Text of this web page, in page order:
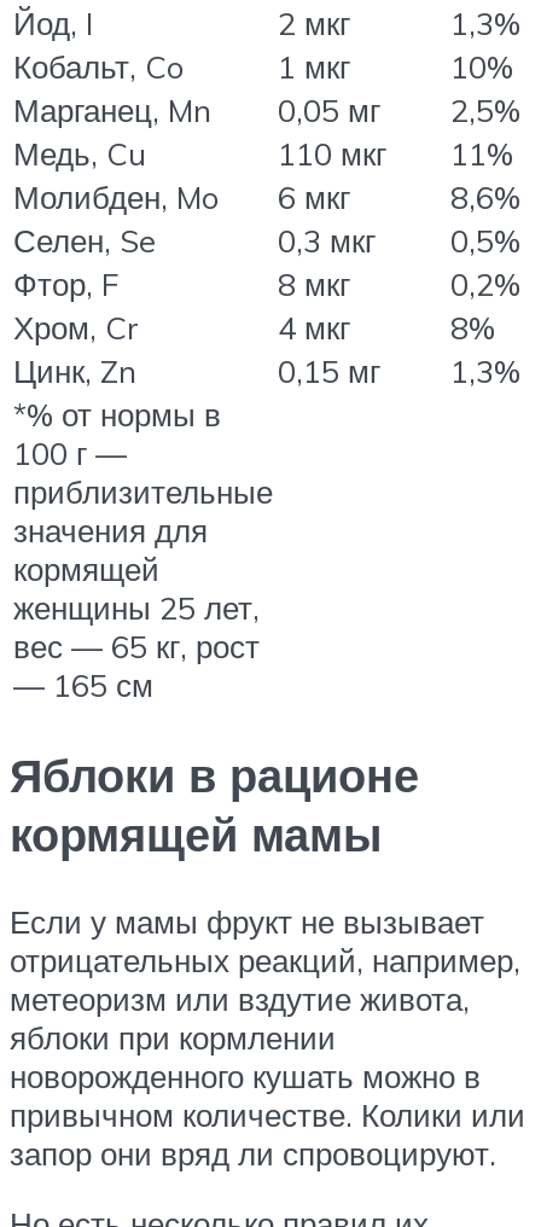
Йод, I
2 мкг
1,3%
Кобальт, Co
1 мкг
10%
Марганец, Mn
0,05 мг
2,5%
Медь, Cu
110 мкг
11%
Молибден, Mo
6 мкг
8,6%
Селен, Se
0,3 мкг
0,5%
Фтор, F
8 мкг
0,2%
Хром, Cr
4 мкг
8%
Цинк, Zn
0,15 мг
1,3%
*% от нормы в
100 г —
приблизительные
значения для
кормящей
женщины 25 лет,
вес — 65 кг, рост
— 165 см
Яблоки в рационе
кормящей мамы
Если у мамы фрукт не вызывает
отрицательных реакций, например,
метеоризм или вздутие живота,
яблоки при кормлении
новорожденного кушать можно в
привычном количестве. Колики или
запор они вряд ли спровоцируют.